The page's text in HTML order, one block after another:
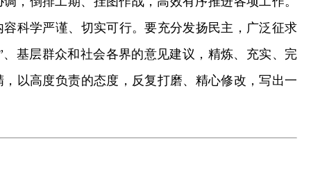
科学严谨、切实可行。要充分发扬民主，广泛征求
基层群众和社会各界的意见建议，精炼、充实、完
以高度负责的态度，反复打磨、精心修改，写出一